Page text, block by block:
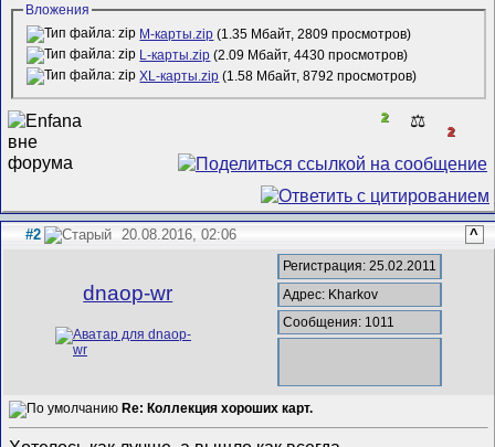
Вложения
М-карты.zip (1.35 Мбайт, 2809 просмотров)
L-карты.zip (2.09 Мбайт, 4430 просмотров)
XL-карты.zip (1.58 Мбайт, 8792 просмотров)
2 ⚖️
2
#2 20.08.2016, 02:06 ^
dnaop-wr
Регистрация: 25.02.2011
Адрес: Kharkov
Сообщения: 1011
Re: Коллекция хороших карт.